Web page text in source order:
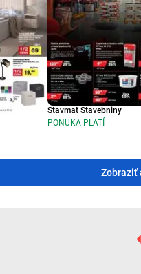
Stavmat Stavebniny
PONUKA PLATÍ
Zobraziť